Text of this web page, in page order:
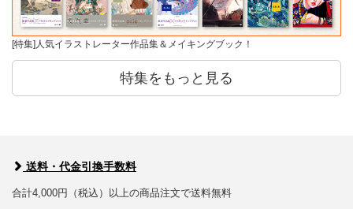
[特集]人気イラストレーター作品集＆メイキングブック！
特集をもっと見る
送料・代金引換手数料
合計4,000円（税込）以上の商品注文で送料無料